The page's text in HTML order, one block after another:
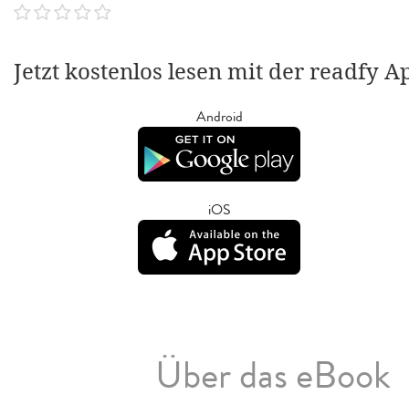
Jetzt kostenlos lesen mit der readfy
Android
iOS
Über das eBook